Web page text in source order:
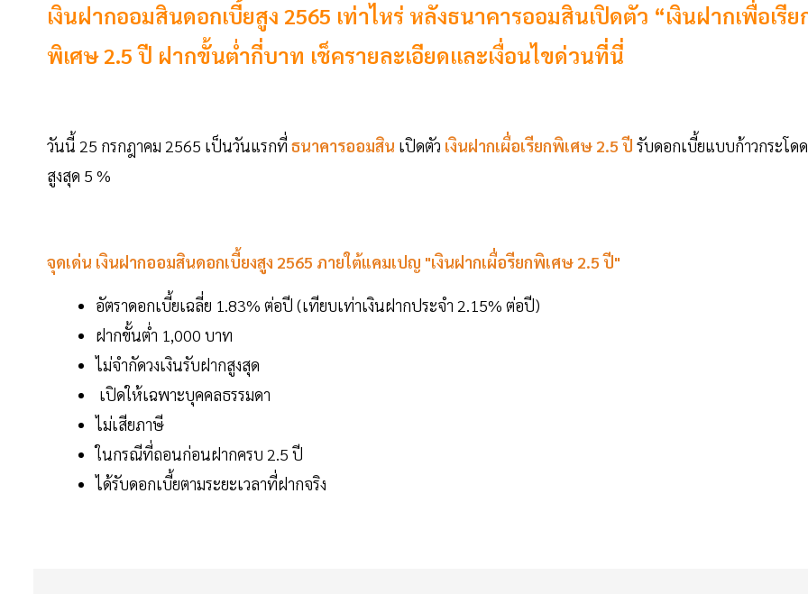
เงินฝากออมสินดอกเบี้ยสูง 2565 เท่าไหร่ หลังธนาคารออมสินเปิดตัว “เงินฝากเพื่อเรีย
พิเศษ 2.5 ปี ฝากขั้นต่ำกี่บาท เช็ครายละเอียดและเงื่อนไขด่วนที่นี่
วันนี้ 25 กรกฎาคม 2565 เป็นวันแรกที่ ธนาคารออมสิน เปิดตัว เงินฝากเผื่อเรียกพิเศษ 2.5 ปี รับดอกเบี้ยแบบก้าวกระโดด
สูงสุด 5 %
จุดเด่น เงินฝากออมสินดอกเบี้ยงสูง 2565 ภายใต้แคมเปญ "เงินฝากเผื่อรียกพิเศษ 2.5 ปี"
อัตราดอกเบี้ยเฉลี่ย 1.83% ต่อปี (เทียบเท่าเงินฝากประจำ 2.15% ต่อปี)
ฝากขั้นต่ำ 1,000 บาท
ไม่จำกัดวงเงินรับฝากสูงสุด
เปิดให้เฉพาะบุคคลธรรมดา
ไม่เสียภาษี
ในกรณีที่ถอนก่อนฝากครบ 2.5 ปี
ได้รับดอกเบี้ยตามระยะเวลาที่ฝากจริง